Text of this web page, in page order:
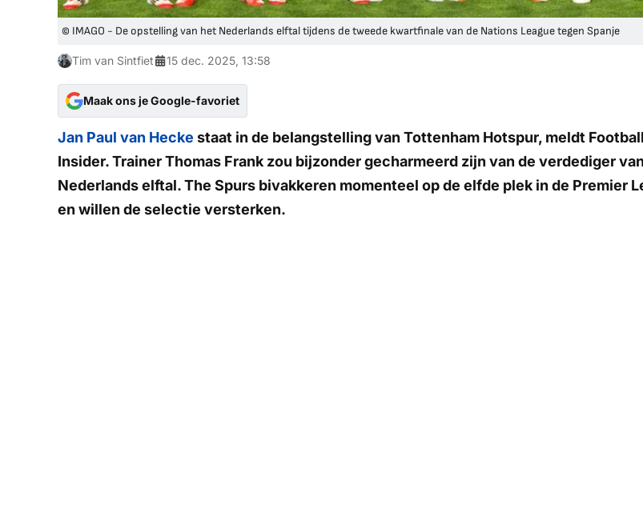
© IMAGO - De opstelling van het Nederlands elftal tijdens de tweede kwartfinale van de Nations League tegen Spanje
Tim van Sintfiet 15 dec. 2025, 13:58
Maak ons je Google-favoriet
Jan Paul van Hecke staat in de belangstelling van Tottenham Hotspur, meldt Football
Insider.Trainer Thomas Frank zou bijzonder gecharmeerd zijn van de verdediger
Nederlands elftal.The Spurs bivakkeren momenteel op de elfde plek in de Premier
en willen de selectie versterken.